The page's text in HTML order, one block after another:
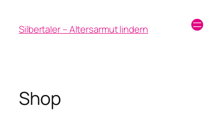
Silbertaler – Altersarmut lindern
Shop